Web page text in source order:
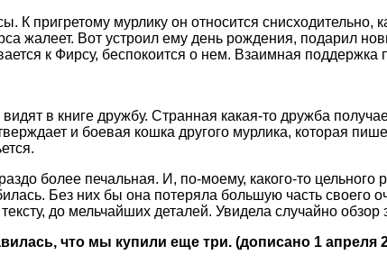
К пригретому мурлику он относится
жалеет. Вот устроил ему день рождения, подарил
к Фирсу, беспокоится о нем. Взаимная поддержка
в книге дружбу. Странная какая-то дружба
и боевая кошка другого мурлика, которая
более печальная. И, по-моему, какого-то
Без них бы она потеряла большую часть
до мельчайших деталей. Увидела случайно обзор
что мы купили еще три. (дописано 1 апреля